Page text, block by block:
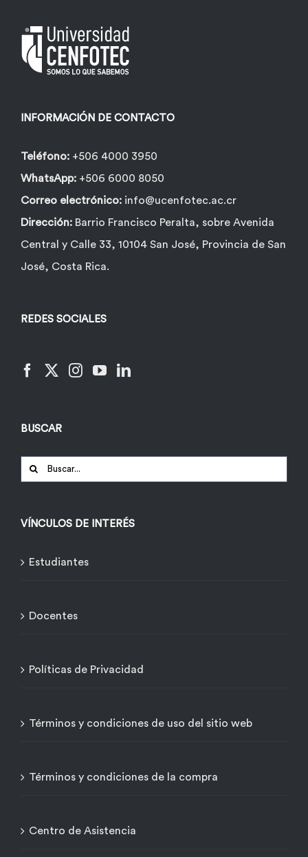
INFORMACIÓN DE CONTACTO
Teléfono: +506 4000 3950
WhatsApp: +506 6000 8050
Correo electrónico: info@ucenfotec.ac.cr
Dirección: Barrio Francisco Peralta, sobre Avenida
Central y Calle 33, 10104 San José, Provincia de San
José, Costa Rica.
REDES SOCIALES
BUSCAR
Buscar:
VÍNCULOS DE INTERÉS
Estudiantes
Docentes
Políticas de Privacidad
Términos y condiciones de uso del sitio web
Términos y condiciones de la compra
Centro de Asistencia